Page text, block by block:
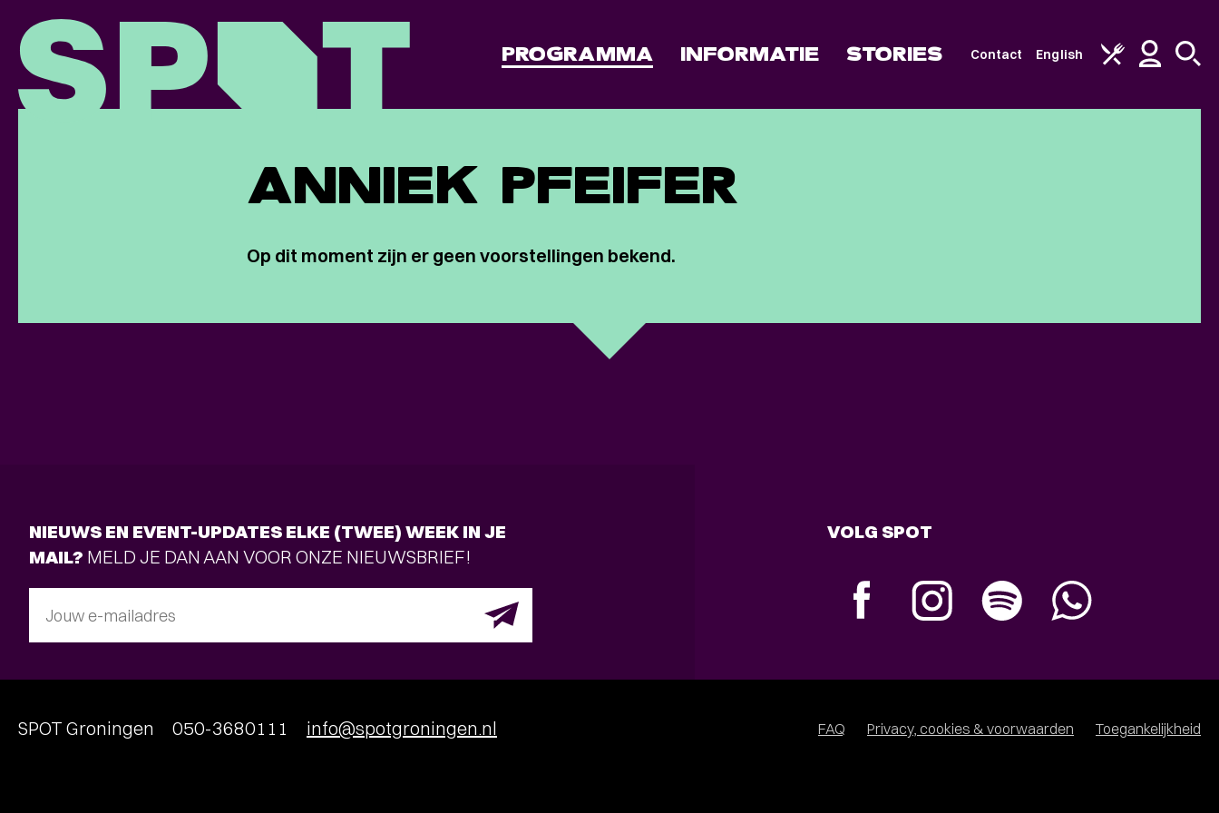
PROGRAMMA INFORMATIE STORIES Contact English
ANNIEK PFEIFER
Op dit moment zijn er geen voorstellingen bekend.
NIEUWS EN EVENT-UPDATES ELKE (TWEE) WEEK IN JE
MAIL? MELD JE DAN AAN VOOR ONZE NIEUWSBRIEF!
Jouw e-mailadres
VOLG SPOT
SPOT Groningen 050-3680111 info@spotgroningen.nl FAQ Privacy, cookies & voorwaarden Toegankelijkheid